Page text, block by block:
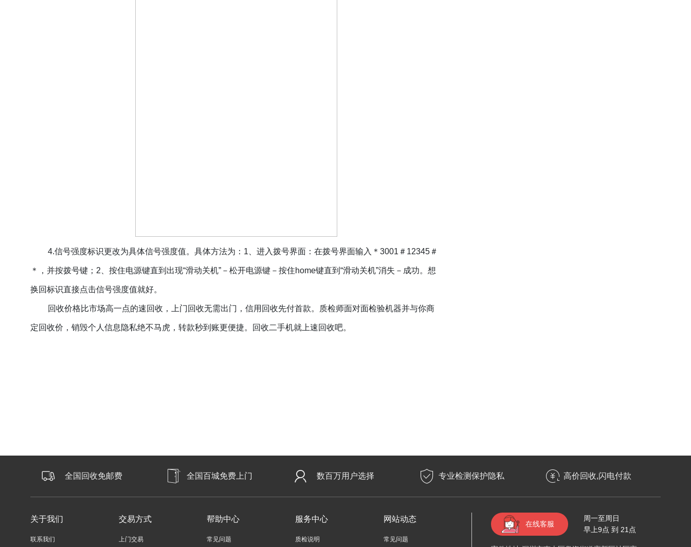
4.信号强度标识更改为具体信号强度值。 具体方法为： 1、进入拨号界面：在拨号界面输入＊3001＃12345＃
＊，并按拨号键；2、按住电源键直到出现“滑动关机”－松开电源键－按住home键直到“滑动关机”消失－成功。想
换回标识直接点击信号强度值就好。
回收价格比市场高一点的速回收，上门回收无需出门，信用回收先付首款。质检师面对面检验机器并与你商
定回收价，销毁个人信息隐私绝不马虎，转款秒到账更便捷。回收二手机就上速回收吧。
全国回收免邮费 全国百城免费上门 数百万用户选择 专业检测保护隐私 高价回收,闪电付款
关于我们
联系我们
交易方式
上门交易
帮助中心
常见问题
服务中心
质检说明
网站动态
常见问题
在线客服
周一至周日
早上9点 到 21点